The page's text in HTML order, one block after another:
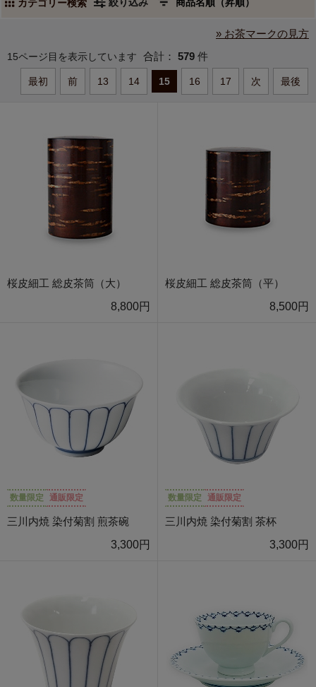
カテゴリー検索
» お茶マークの見方
15ページ目を表示しています 合計： 579 件
最初 前 13 14 15 16 17 次 最後
桜皮細工 総皮茶筒（大）
8,800円
桜皮細工 総皮茶筒（平）
8,500円
数量限定 通販限定
三川内焼 染付菊割 煎茶碗
3,300円
数量限定 通販限定
三川内焼 染付菊割 茶杯
3,300円